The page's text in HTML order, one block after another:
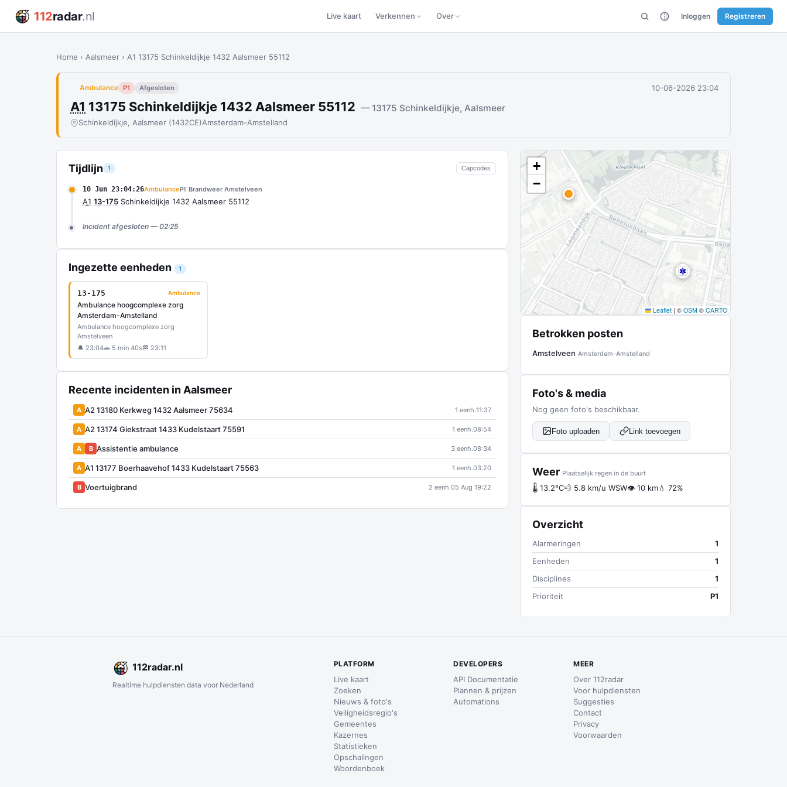
112radar.nl Live kaart Verkennen Over Inloggen Registreren
Home › Aalsmeer › A1 13175 Schinkeldijkje 1432 Aalsmeer 55112
Ambulance P1 Afgesloten 10-06-2026 23:04
A1 13175 Schinkeldijkje 1432 Aalsmeer 55112 — 13175 Schinkeldijkje, Aalsmeer
Schinkeldijkje, Aalsmeer (1432CE)Amsterdam-Amstelland
Tijdlijn 1 Capcodes
10 Jun 23:04:26AmbulanceP1 Brandweer Amstelveen
A1 13-175 Schinkeldijkje 1432 Aalsmeer 55112
Incident afgesloten — 02:25
Ingezette eenheden 1
13-175 Ambulance
Ambulance hoogcomplexe zorg
Amsterdam-Amstelland
Ambulance hoogcomplexe zorg
Amstelveen
🔔 23:04🚗 5 min 40s 🏁 23:11
Recente incidenten in Aalsmeer
A A2 13180 Kerkweg 1432 Aalsmeer 75634 1 eenh.11:37
A A2 13174 Giekstraat 1433 Kudelstaart 75591 1 eenh.08:54
A B Assistentie ambulance 3 eenh.08:34
A A1 13177 Boerhaavehof 1433 Kudelstaart 75563 1 eenh.03:20
B Voertuigbrand 2 eenh.05 Aug 19:22
+
−
Leaflet | © OSM © CARTO
Betrokken posten
Amstelveen Amsterdam-Amstelland
Foto's & media
Nog geen foto's beschikbaar.
Foto uploaden Link toevoegen
Weer Plaatselijk regen in de buurt
🌡 13.2°C💨 5.8 km/u WSW👁 10 km💧 72%
Overzicht
Alarmeringen
1
Eenheden
1
Disciplines
1
Prioriteit
P1
112radar.nl
Realtime hulpdiensten data voor Nederland
PLATFORM
Live kaart
Zoeken
Nieuws & foto's
Veiligheidsregio's
Gemeentes
Kazernes
Statistieken
Opschalingen
Woordenboek
DEVELOPERS
API Documentatie
Plannen & prijzen
Automations
MEER
Over 112radar
Voor hulpdiensten
Suggesties
Contact
Privacy
Voorwaarden